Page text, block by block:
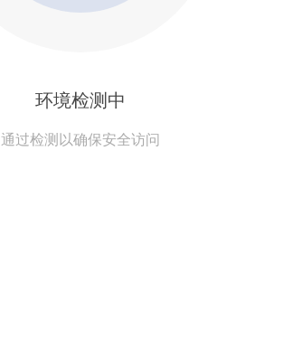
环境检测中
通过检测以确保安全访问